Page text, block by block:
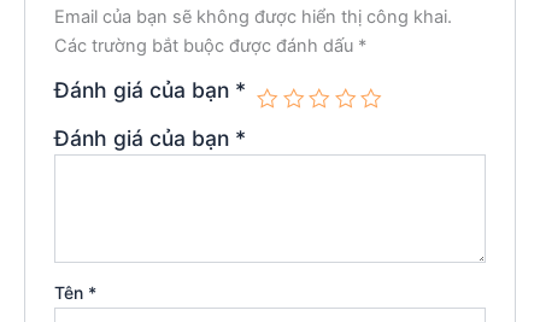
Email của bạn sẽ không được hiển thị công khai.
Các trường bắt buộc được đánh dấu *
Đánh giá của bạn *
Đánh giá của bạn *
Tên *